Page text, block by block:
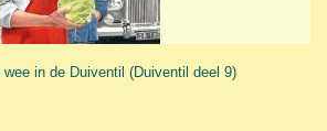
wee in de Duiventil (Duiventil deel 9)